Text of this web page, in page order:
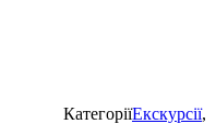
КатегоріїЕкскурсії,